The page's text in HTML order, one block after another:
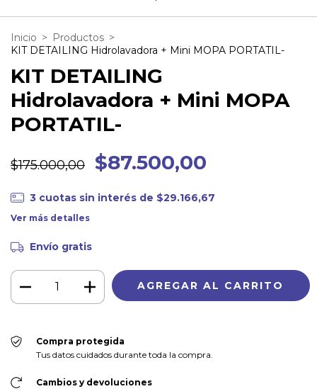
Inicio > Productos >
KIT DETAILING Hidrolavadora + Mini MOPA PORTATIL-
KIT DETAILING
Hidrolavadora + Mini MOPA
PORTATIL-
$175.000,00 $87.500,00
3 cuotas sin interés de $29.166,67
Ver más detalles
Envío gratis
Compra protegida
Tus datos cuidados durante toda la compra.
Cambios y devoluciones